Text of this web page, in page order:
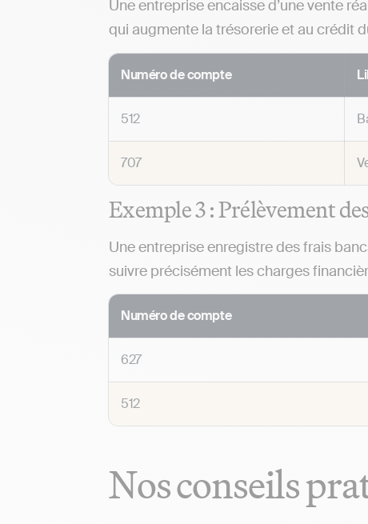
Une entreprise encaisse d’une vente
qui augmente la trésorerie et au crédit
Numéro de compte
512
707
Exemple 3 : Prélèvement
Une entreprise enregistre des frais
suivre précisément les charges
Numéro de compte
627
512
Nos conseils